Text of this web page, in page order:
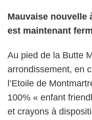
Mauvaise nouvelle
est maintenant
Au pied de la Butte
arrondissement, en
l’Etoile de
100% « enfant
et crayons à